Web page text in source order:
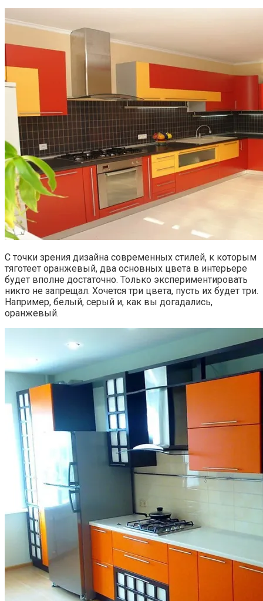
С точки зрения дизайна современных стилей, к которым
тяготеет оранжевый, два основных цвета в интерьере
будет вполне достаточно. Только экспериментировать
никто не запрещал. Хочется три цвета, пусть их будет три.
Например, белый, серый и, как вы догадались,
оранжевый.